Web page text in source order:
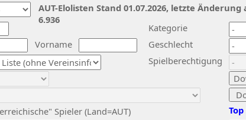
Vorname
Kategorie
Geschlecht
Spieler (Land=AUT)
Spielberechtigung
Top
AUT-Elolisten Stand 01.07.2026, letzte
6.936